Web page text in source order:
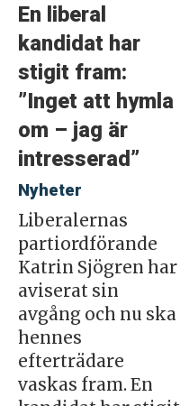
En liberal
kandidat har
stigit fram:
”Inget att hymla
om – jag är
intresserad”
Nyheter
Liberalernas
partiordförande
Katrin Sjögren har
aviserat sin
avgång och nu ska
hennes
efterträdare
vaskas fram. En